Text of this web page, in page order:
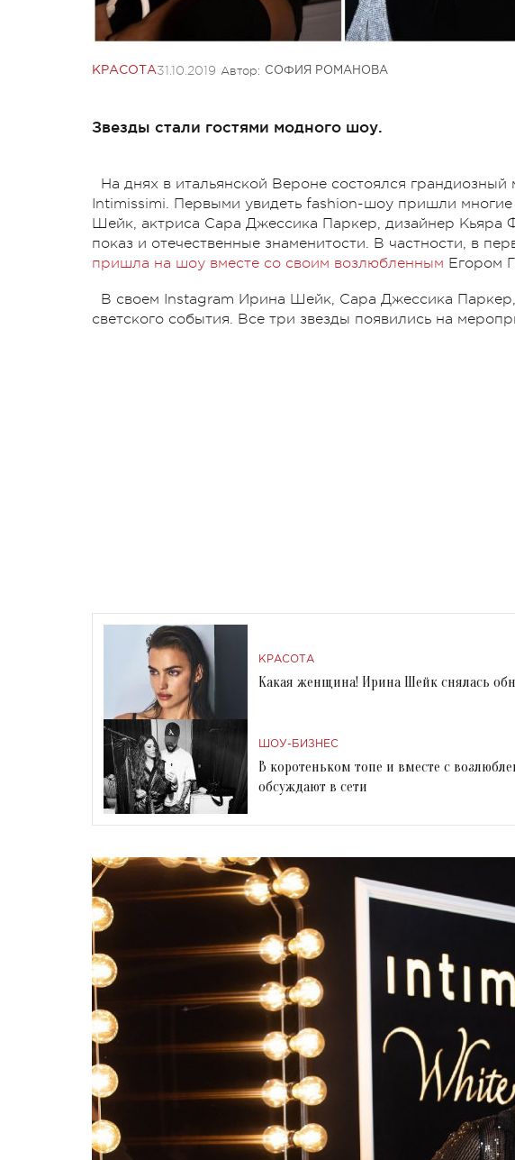
КРАСОТА31.10.2019 Автор: СОФИЯ РОМАНОВА
Звезды стали гостями модного шоу.
На днях в итальянской Вероне состоялся
Intimissimi. Первыми увидеть fashion-шоу пришли
Шейк, актриса Сара Джессика Паркер, дизайнер Кьяра
показ и отечественные знаменитости. В частности, в
пришла на шоу вместе со своим возлюбленным Егором
В своем Instagram Ирина Шейк, Сара Джессика
светского события. Все три звезды появились на
КРАСОТА
Какая женщина! Ирина Шейк снялась
ШОУ-БИЗНЕС
В коротеньком топе и вместе с
обсуждают в сети